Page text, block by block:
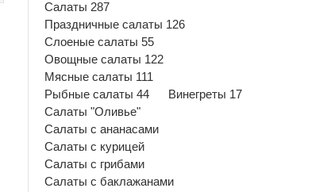
Салаты 287
Праздничные салаты 126
Слоеные салаты 55
Овощные салаты 122
Мясные салаты 111
Рыбные салаты 44
Винегреты 17
Салаты "Оливье"
Салаты с ананасами
Салаты с курицей
Салаты с грибами
Салаты с баклажанами